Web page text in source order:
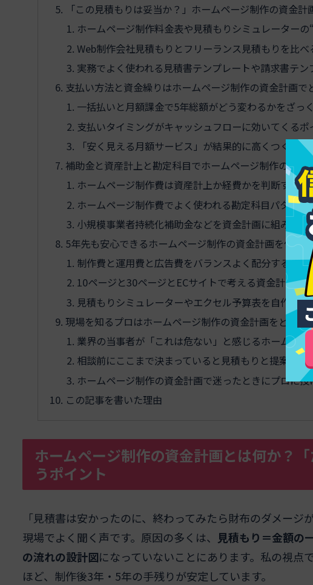
「この見積もりは妥当か？」ホームページ制作の資金
ホームページ制作料金表や見積もりシミュレーター
Web制作会社見積もりとフリーランス見積もりを比
実務でよく使われる見積書テンプレートや請求書テン
支払い方法と資金繰りはホームページ制作の資金計画で
一括払いと月額課金で5年総額がどう変わるかをざっ
支払いタイミングがキャッシュフローに効いてくるポ
「安く見える月額サービス」が結果的に高くつくケー
補助金と資産計上と勘定科目でホームページ制作の資金
ホームページ制作費は資産計上か経費かを判断する
ホームページ制作費でよく使われる勘定科目パターン
小規模事業者持続化補助金などを資金計画に組み込
5年先も安心できるホームページ制作の資金計画を作る
制作費と運用費と広告費をバランスよく配分するシン
10ページと30ページとECサイトで考える資金計画サ
見積もりシミュレーターやエクセル予算表を自作す
現場を知るプロはホームページ制作の資金計画をどう
業界の当事者が「これは危ない」と感じるホームペ
相談前にここまで決まっていると見積もりと提案の
ホームページ制作の資金計画で迷ったときにプロに
この記事を書いた理由
ホームページ制作の資金計画とは何か？
うポイント
「見積書は安かったのに、終わってみたら財布のダメージ
現場でよく聞く声です。原因の多くは、 見積もり＝金額の
の流れの設計図になっていないことにあります。私の視点
ほど、制作後3年・5年の手残りが安定しています。